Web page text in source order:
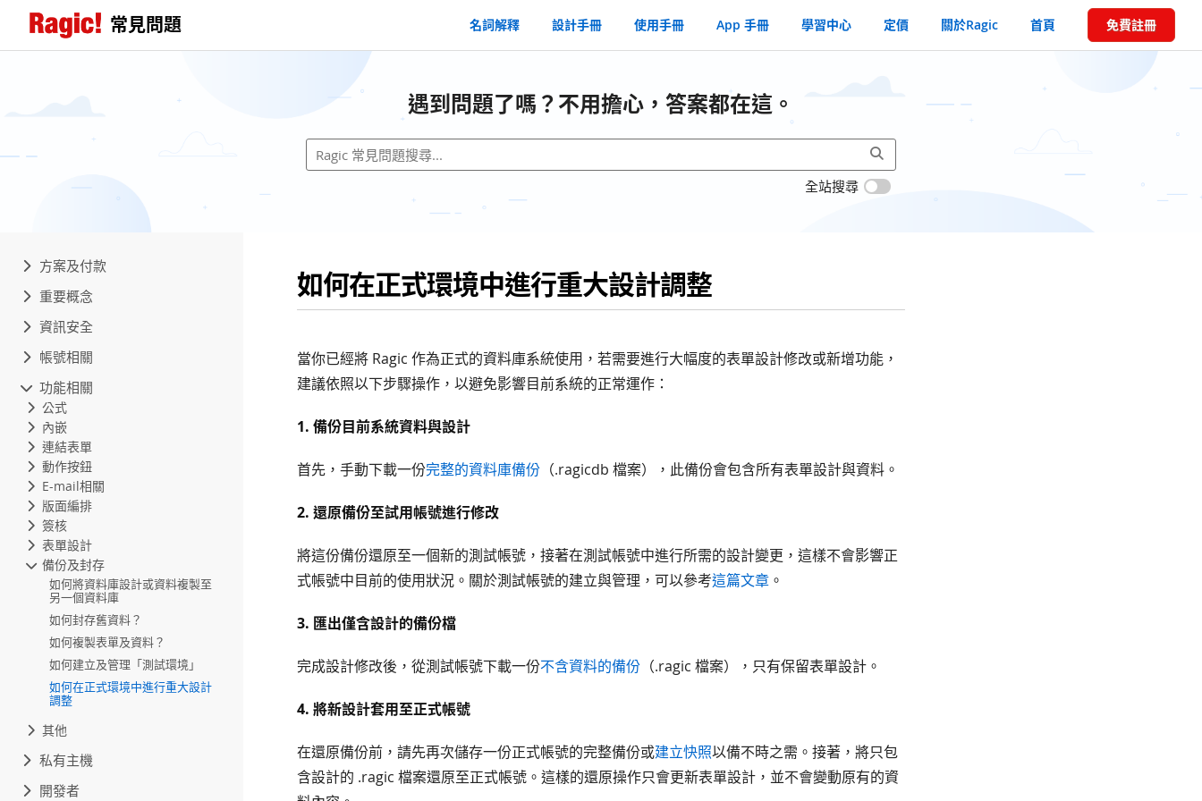
常見問題 名詞解釋 設計手冊 使用手冊 App 手冊 學習中心 定價 關於Ragic 首頁 免費註冊
遇到問題了嗎？不用擔心，答案都在這。
全站搜尋
方案及付款
重要概念
資訊安全
帳號相關
功能相關
公式
內嵌
連結表單
動作按鈕
E-mail相關
版面編排
簽核
表單設計
備份及封存
如何將資料庫設計或資料複製至
另一個資料庫
如何封存舊資料？
如何複製表單及資料？
如何建立及管理「測試環境」
如何在正式環境中進行重大設計
調整
其他
私有主機
開發者
如何在正式環境中進行重大設計調整
當你已經將 Ragic 作為正式的資料庫系統使用，若需要進行大幅度的表單設計修改或新增功能，
建議依照以下步驟操作，以避免影響目前系統的正常運作：
1. 備份目前系統資料與設計
首先，手動下載一份完整的資料庫備份 （.ragicdb 檔案），此備份會包含所有表單設計與資料。
2. 還原備份至試用帳號進行修改
將這份備份還原至一個新的測試帳號，接著在測試帳號中進行所需的設計變更，這樣不會影響正
式帳號中目前的使用狀況。關於測試帳號的建立與管理，可以參考這篇文章 。
3. 匯出僅含設計的備份檔
完成設計修改後，從測試帳號下載一份不含資料的備份 （.ragic 檔案），只有保留表單設計。
4. 將新設計套用至正式帳號
在還原備份前，請先再次儲存一份正式帳號的完整備份或建立快照以備不時之需。接著，將只包
含設計的 .ragic 檔案還原至正式帳號。這樣的還原操作只會更新表單設計，並不會變動原有的資